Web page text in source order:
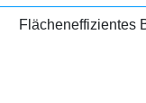
Flächeneffizientes